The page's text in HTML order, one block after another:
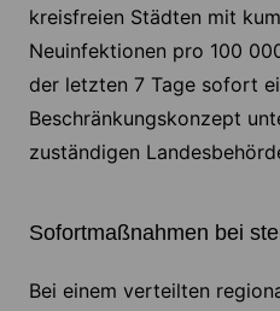
kreisfreien Städten mit
Neuinfektionen pro 100
der letzten 7 Tage sofort
Beschränkungskonzept
zuständigen
Sofortmaßnahmen bei
Bei einem verteilten